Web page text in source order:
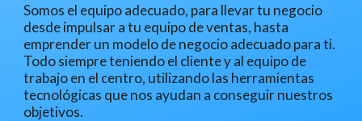
Somos el equipo adecuado, para llevar tu negocio
desde impulsar a tu equipo de ventas, hasta
emprender un modelo de negocio adecuado para ti.
Todo siempre teniendo el cliente y al equipo de
trabajo en el centro, utilizando las herramientas
tecnológicas que nos ayudan a conseguir nuestros
objetivos.